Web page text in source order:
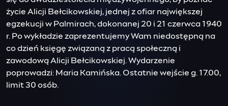
życie Alicji Bełcikowskiej, jednej z ofiar największej
egzekucji w Palmirach, dokonanej 20 i 21 czerwca 1940
r. Po wykładzie zaprezentujemy Wam niedostępną na
co dzień księgę związaną z pracą społeczną i
zawodową Alicji Bełcikowskiej. Wydarzenie
poprowadzi: Maria Kamińska. Ostatnie wejście g. 17.00,
limit 30 osób.